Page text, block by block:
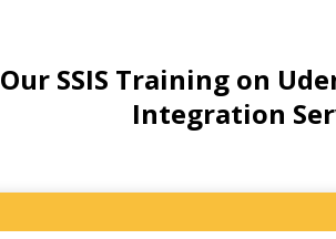
Our SSIS Training on
Integration